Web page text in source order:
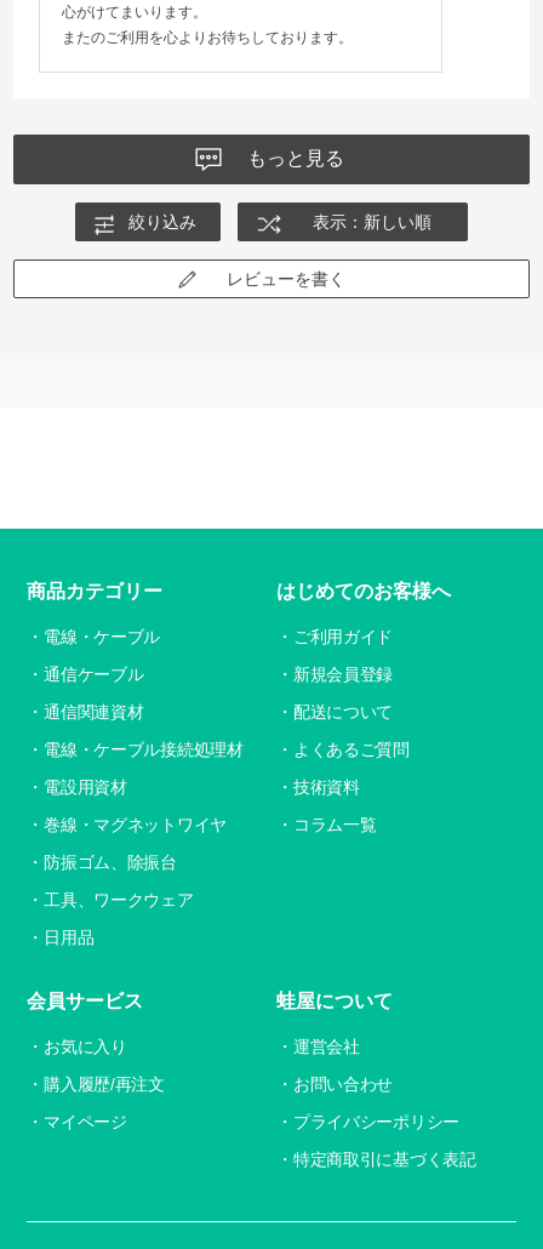
心がけてまいります。
またのご利用を心よりお待ちしております。
もっと見る
絞り込み 表示：新しい順
レビューを書く
商品カテゴリー
電線・ケーブル
通信ケーブル
通信関連資材
電線・ケーブル接続処理材
電設用資材
巻線・マグネットワイヤ
防振ゴム、除振台
工具、ワークウェア
日用品
はじめてのお客様へ
ご利用ガイド
新規会員登録
配送について
よくあるご質問
技術資料
コラム一覧
会員サービス
お気に入り
購入履歴/再注文
マイページ
蛙屋について
運営会社
お問い合わせ
プライバシーポリシー
特定商取引に基づく表記